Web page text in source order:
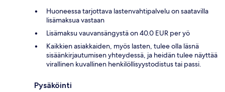
Huoneessa tarjottava lastenvahtipalvelu on saatavilla
lisämaksua vastaan
Lisämaksu vauvansängystä on 40.0 EUR per yö
Kaikkien asiakkaiden, myös lasten, tulee olla läsnä
sisäänkirjautumisen yhteydessä, ja heidän tulee näyttää
virallinen kuvallinen henkilöllisyystodistus tai passi.
Pysäköinti